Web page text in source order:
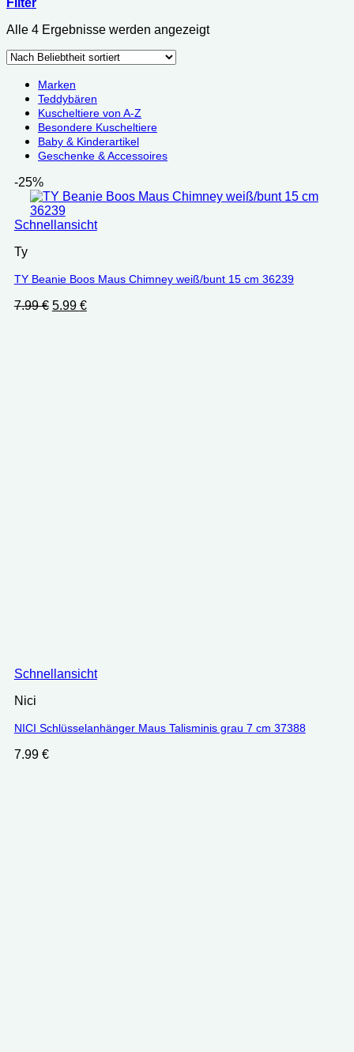
Alle 4 Ergebnisse werden angezeigtNach
Marken
Teddybären
Kuscheltiere von A-Z
Besondere Kuscheltiere
Baby & Kinderartikel
Geschenke & Accessoires
-25%
Schnellansicht
Ty
TY Beanie Boos Maus Chimney weiß/bunt 15 cm 36239
7.99€ Ursprünglicher
5.99 €Aktueller
Schnellansicht
Nici
NICI Schlüsselanhänger Maus Talisminis grau 7 cm 37388
7.99 €